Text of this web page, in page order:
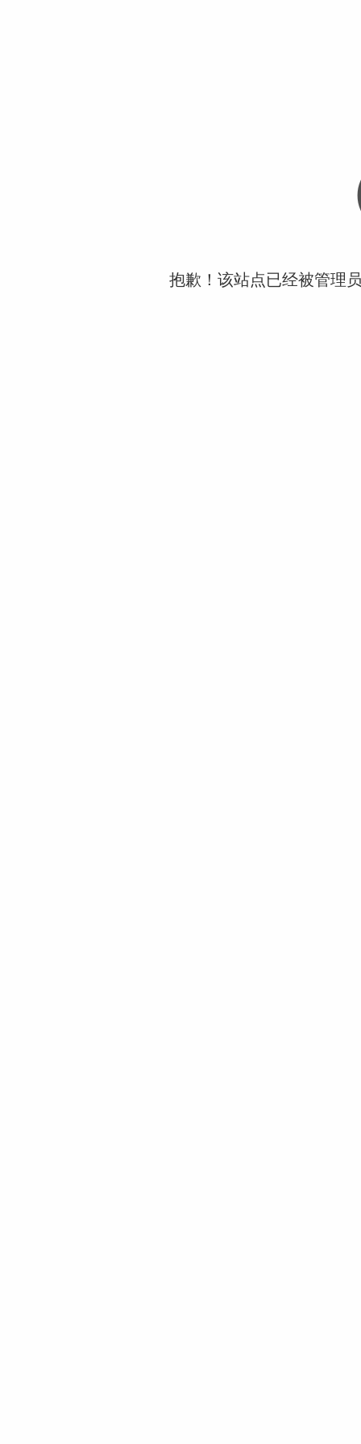
抱歉！该站点已经被管理